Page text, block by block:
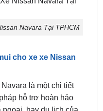
xe Nissan
Navara Tại TPHCM
cho xe xe Nissan